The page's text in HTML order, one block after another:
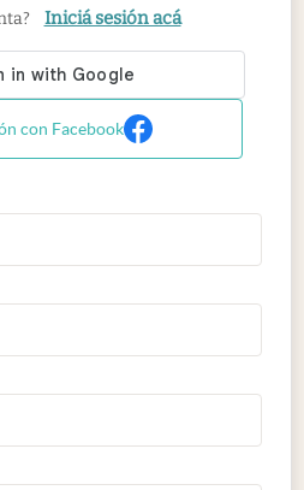
Iniciá sesión acá
con Facebook